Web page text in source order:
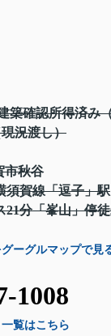
築確認所得済み
況渡し）
市秋谷
須賀線「逗子」駅
山」停徒
グーグルマップで見
1008
一覧はこちら